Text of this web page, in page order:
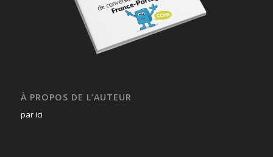
À PROPOS DE L’AUTEUR
par ici